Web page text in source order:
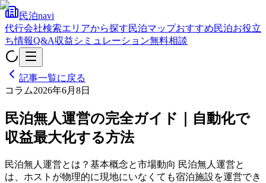
民泊navi
代行会社検索エリアから探す民泊マップおすすめ民泊お役立
ち情報Q&A収益シミュレーション無料相談
記事一覧に戻る
コラム2026年6月8日
民泊無人運営の完全ガイド｜自動化で
収益最大化する方法
民泊無人運営とは？基本概念と市場動向 民泊無人運営と
は、ホストが物理的に現地にいなくても宿泊施設を運営でき